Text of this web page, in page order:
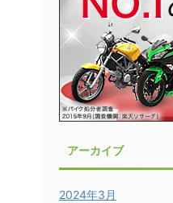
アーカイブ
2024年3月